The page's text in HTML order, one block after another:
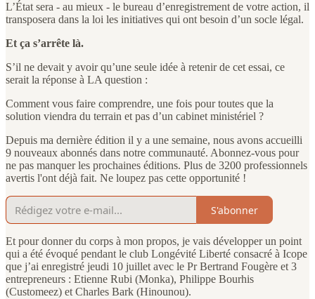
L’État sera - au mieux - le bureau d’enregistrement de votre action, il
transposera dans la loi les initiatives qui ont besoin d’un socle légal.
Et ça s’arrête là.
S’il ne devait y avoir qu’une seule idée à retenir de cet essai, ce
serait la réponse à LA question :
Comment vous faire comprendre, une fois pour toutes que la
solution viendra du terrain et pas d’un cabinet ministériel ?
Depuis ma dernière édition il y a une semaine, nous avons accueilli
9 nouveaux abonnés dans notre communauté. Abonnez-vous pour
ne pas manquer les prochaines éditions. Plus de 3200 professionnels
avertis l'ont déjà fait. Ne loupez pas cette opportunité !
S'abonner
Et pour donner du corps à mon propos, je vais développer un point
qui a été évoqué pendant le club Longévité Liberté consacré à Icope
que j’ai enregistré jeudi 10 juillet avec le Pr Bertrand Fougère et 3
entrepreneurs : Etienne Rubi (Monka), Philippe Bourhis
(Customeez) et Charles Bark (Hinounou).